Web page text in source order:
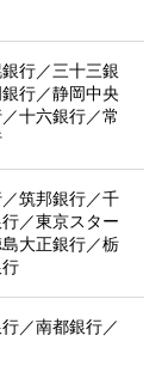
行／三十三銀
行／静岡中央
十六銀行／常
筑邦銀行／千
／東京スター
大正銀行／栃
／南都銀行／